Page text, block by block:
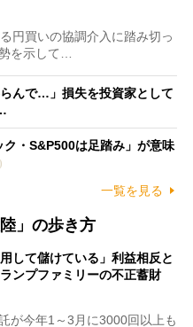
円買いの協調介入に踏み切っ
を示して…
んで…」損失を投資家として
ク・S&P500は足踏み」が意味
一覧を見る
」の歩き方
して儲けている」利益相反と
ンプファミリーの不正蓄財
が今年1～3月に3000回以上も